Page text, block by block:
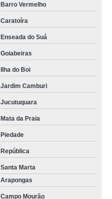
Barro Vermelho
Caratoíra
Enseada do Suá
Goiabeiras
Ilha do Boi
Jardim Camburi
Jucutuquara
Mata da Praia
Piedade
República
Santa Marta
Arapongas
Campo Mourão